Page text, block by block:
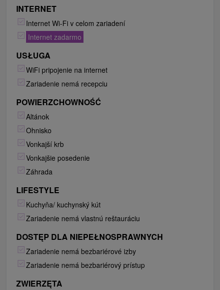
INTERNET
Internet Wi-Fi v celom zariadení
Internet zadarmo
USŁUGA
WiFi pripojenie na internet
Zariadenie nemá recepciu
POWIERZCHOWNOŚĆ
Altánok
Ohnisko
Vonkajší krb
Vonkajšie posedenie
Záhrada
LIFESTYLE
Kuchyňa/ kuchynský kút
Zariadenie nemá vlastnú reštauráciu
DOSTĘP DLA NIEPEŁNOSPRAWNYCH
Zariadenie nemá bezbariérové izby
Zariadenie nemá bezbariérový prístup
ZWIERZĘTA